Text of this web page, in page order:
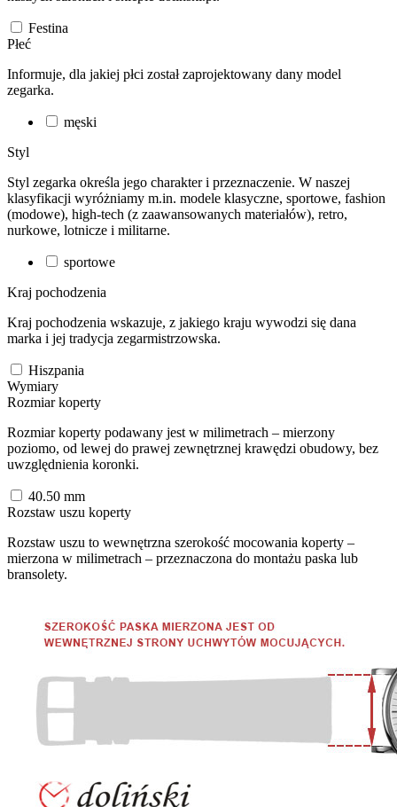
Festina
Płeć
Informuje, dla jakiej płci został zaprojektowany dany model
zegarka.
męski
Styl
Styl zegarka określa jego charakter i przeznaczenie. W naszej
klasyfikacji wyróżniamy m.in. modele klasyczne, sportowe, fashion
(modowe), high-tech (z zaawansowanych materiałów), retro,
nurkowe, lotnicze i militarne.
sportowe
Kraj pochodzenia
Kraj pochodzenia wskazuje, z jakiego kraju wywodzi się dana
marka i jej tradycja zegarmistrzowska.
Hiszpania
Wymiary
Rozmiar koperty
Rozmiar koperty podawany jest w milimetrach – mierzony
poziomo, od lewej do prawej zewnętrznej krawędzi obudowy, bez
uwzględnienia koronki.
40.50 mm
Rozstaw uszu koperty
Rozstaw uszu to wewnętrzna szerokość mocowania koperty –
mierzona w milimetrach – przeznaczona do montażu paska lub
bransolety.